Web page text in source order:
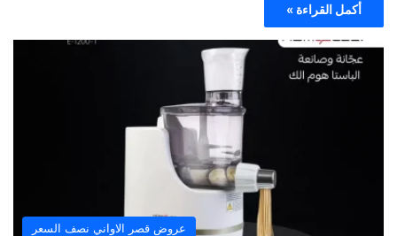
أكمل القراءة »
عروض قصر الاواني نصف السعر